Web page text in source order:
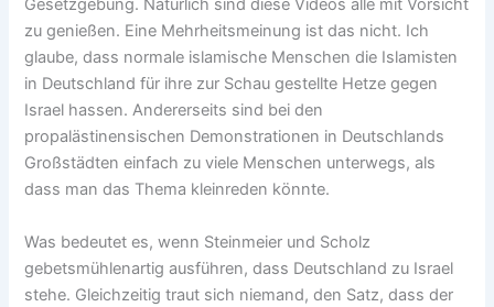
Gesetzgebung. Natürlich sind diese Videos alle mit Vorsicht
zu genießen. Eine Mehrheitsmeinung ist das nicht. Ich
glaube, dass normale islamische Menschen die Islamisten
in Deutschland für ihre zur Schau gestellte Hetze gegen
Israel hassen. Andererseits sind bei den
propalästinensischen Demonstrationen in Deutschlands
Großstädten einfach zu viele Menschen unterwegs, als
dass man das Thema kleinreden könnte.
Was bedeutet es, wenn Steinmeier und Scholz
gebetsmühlenartig ausführen, dass Deutschland zu Israel
stehe. Gleichzeitig traut sich niemand, den Satz, dass der